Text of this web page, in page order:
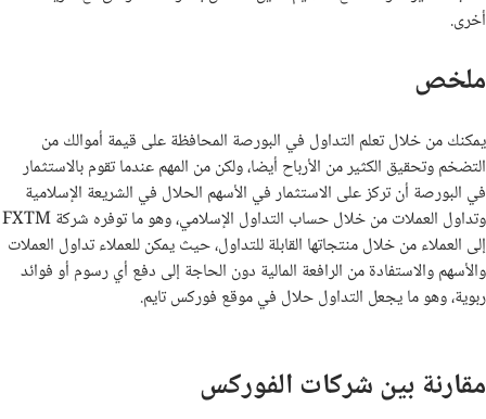
أخرى.
ملخص
يمكنك من خلال تعلم التداول في البورصة المحافظة على قيمة أموالك من
التضخم وتحقيق الكثير من الأرباح أيضا، ولكن من المهم عندما تقوم بالاستثمار
في البورصة أن تركز على الاستثمار في الأسهم الحلال في الشريعة الإسلامية
وتداول العملات من خلال حساب التداول الإسلامي، وهو ما توفره شركةFXTM
إلى العملاء من خلال منتجاتها القابلة للتداول، حيث يمكن للعملاء تداول العملات
والأسهم والاستفادة من الرافعة المالية دون الحاجة إلى دفع أي رسوم أو فوائد
ربوية، وهو ما يجعل التداول حلال في موقع فوركس تايم.
مقارنة بين شركات الفوركس